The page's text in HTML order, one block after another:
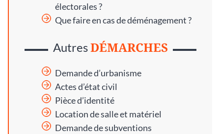
électorales ?
Que faire en cas de déménagement ?
AutresDÉMARCHES
Demande d’urbanisme
Actes d’état civil
Pièce d’identité
Location de salle et matériel
Demande de subventions